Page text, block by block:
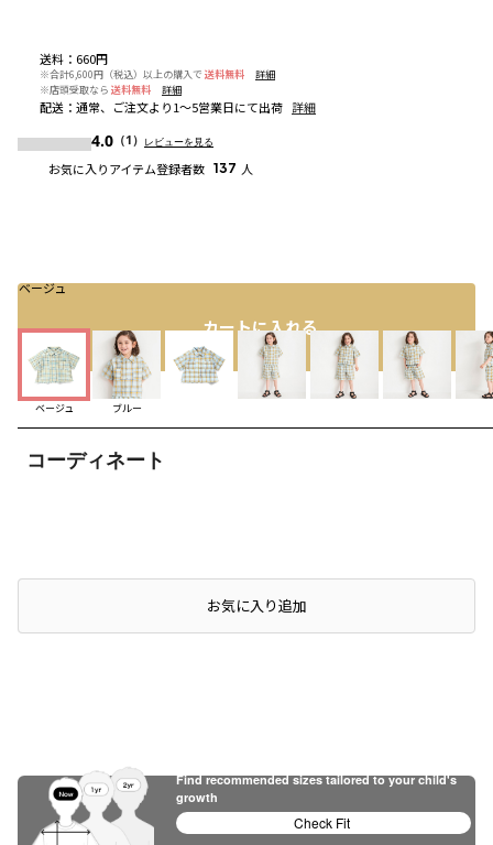
ベージュ
ベージュ ブルー
コーディネート
送料 ： 660円
※合計6,600円（税込）以上の購入で 送料無料
詳細
※店頭受取なら 送料無料 詳細
配送 ： 通常、ご注文より1～5営業日にて出荷 詳細
4.0 （1） レビューを見る
お気に入りアイテム登録者数 137 人
カートに入れる
店頭在庫を確認するお気に入り追加
Find recommended sizes tailored to your child's
growth
Check Fit